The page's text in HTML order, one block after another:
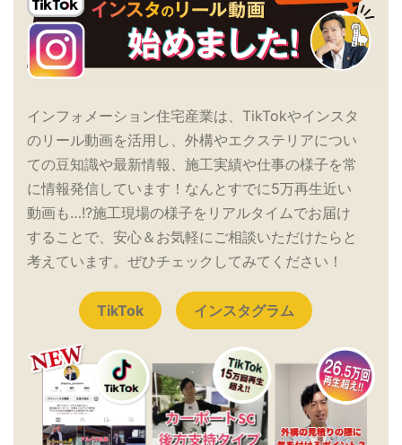
インフォメーション住宅産業は、TikTokやインスタ
のリール動画を活用し、外構やエクステリアについ
ての豆知識や最新情報、施工実績や仕事の様子を常
に情報発信しています！なんとすでに5万再生近い
動画も…!?施工現場の様子をリアルタイムでお届け
することで、安心＆お気軽にご相談いただけたらと
考えています。ぜひチェックしてみてください！
TikTok インスタグラム